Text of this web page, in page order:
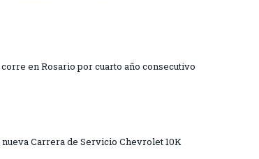
en Rosario por cuarto año consecutivo
Carrera de Servicio Chevrolet 10K